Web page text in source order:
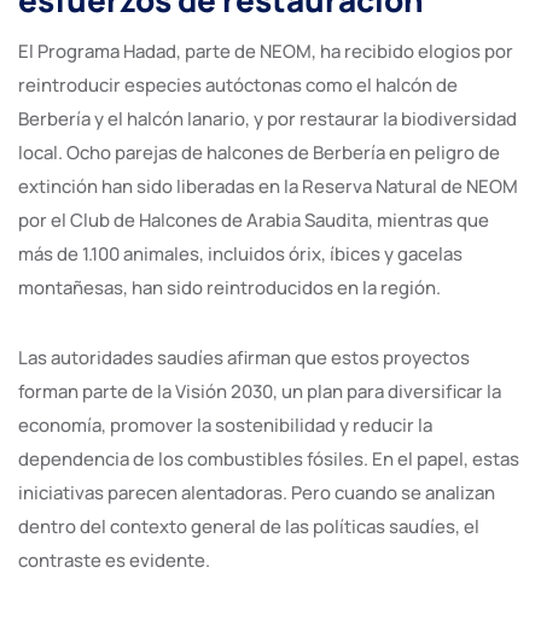
El Programa Hadad, parte de NEOM, ha recibido elogios por
reintroducir especies autóctonas como el halcón de
Berbería y el halcón lanario, y por restaurar la biodiversidad
local. Ocho parejas de halcones de Berbería en peligro de
extinción han sido liberadas en la Reserva Natural de NEOM
por el Club de Halcones de Arabia Saudita, mientras que
más de 1.100 animales, incluidos órix, íbices y gacelas
montañesas, han sido reintroducidos en la región.
Las autoridades saudíes afirman que estos proyectos
forman parte de la Visión 2030, un plan para diversificar la
economía, promover la sostenibilidad y reducir la
dependencia de los combustibles fósiles. En el papel, estas
iniciativas parecen alentadoras. Pero cuando se analizan
dentro del contexto general de las políticas saudíes, el
contraste es evidente.